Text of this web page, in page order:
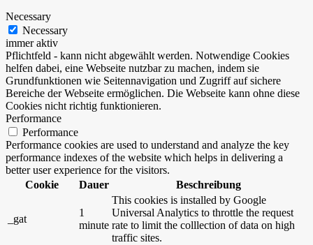
Necessary
Necessary
immer aktiv
Pflichtfeld - kann nicht abgewählt werden. Notwendige Cookies
helfen dabei, eine Webseite nutzbar zu machen, indem sie
Grundfunktionen wie Seitennavigation und Zugriff auf sichere
Bereiche der Webseite ermöglichen. Die Webseite kann ohne diese
Cookies nicht richtig funktionieren.
Performance
Performance
Performance cookies are used to understand and analyze the key
performance indexes of the website which helps in delivering a
better user experience for the visitors.
Cookie
Dauer Beschreibung
_gat
1
minute
This cookies is installed by Google
Universal Analytics to throttle the request
rate to limit the colllection of data on high
traffic sites.